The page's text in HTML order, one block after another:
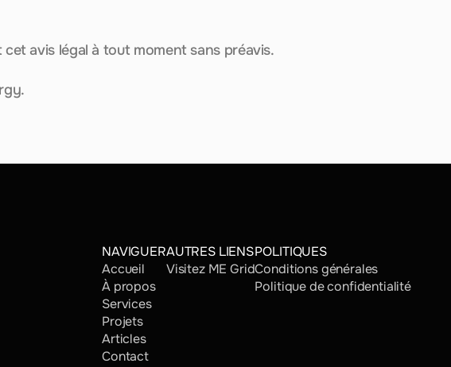
avis légal à tout moment sans préavis.
.
NAVIGUER
Accueil
À propos
Services
Projets
Articles
Contact
AUTRES LIENS
Visitez ME Grid
POLITIQUES
Conditions générales
Politique de confidentialité